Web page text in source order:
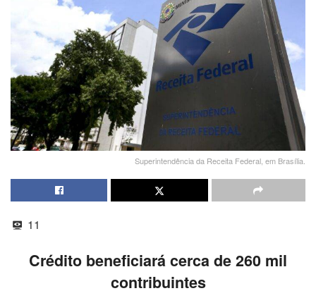
Superintendência da Receita Federal, em Brasília.
11
Crédito beneficiará cerca de 260 mil
contribuintes